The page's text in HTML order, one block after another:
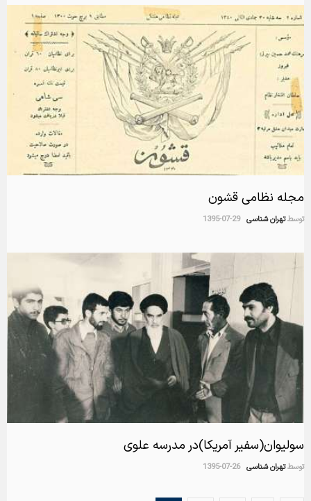
مجله نظامی قشون
توسطتهران شناسی 1395-07-29
سولیوان(سفیر آمریکا)در مدرسه علوی
توسطتهران شناسی 1395-07-26